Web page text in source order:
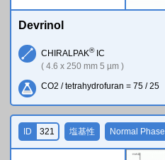
Devrinol
CHIRALPAK®IC
( 4.6 x 250 mm 5 µm )
CO2 / tetrahydrofuran = 75 / 25
ID 321 塩基性 Normal Phase